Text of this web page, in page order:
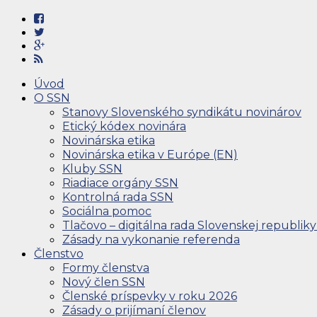
Úvod
O SSN
Stanovy Slovenského syndikátu novinárov
Etický kódex novinára
Novinárska etika
Novinárska etika v Európe (EN)
Kluby SSN
Riadiace orgány SSN
Kontrolná rada SSN
Sociálna pomoc
Tlačovo – digitálna rada Slovenskej republiky
Zásady na vykonanie referenda
Členstvo
Formy členstva
Nový člen SSN
Členské príspevky v roku 2026
Zásady o prijímaní členov